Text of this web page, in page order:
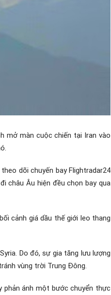
mở màn cuộc chiến tại Iran vào
dõi chuyến bay Flightradar24
châu Âu hiện đều chọn bay qua
cảnh giá dầu thế giới leo thang
Do đó, sự gia tăng lưu lượng
vùng trời Trung Đông.
phản ánh một bước chuyển thực